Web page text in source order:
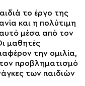
το έργο της
και η πολύτιμη
μέσα από τον
μαθητές
την ομιλία,
προβληματισμό
των παιδιών